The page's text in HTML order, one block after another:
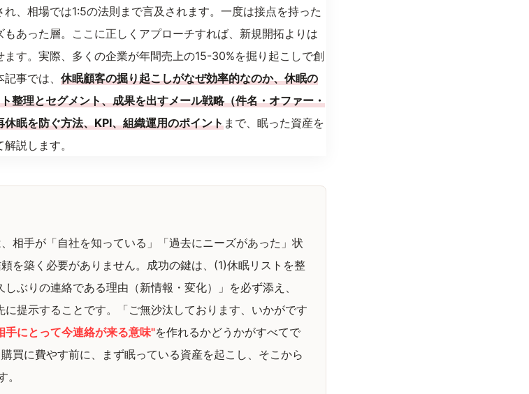
、相場では1:5の法則まで言及されます。一度は接点を持った
あった層。ここに正しくアプローチすれば、新規開拓よりは
す。実際、多くの企業が年間売上の15-30%を掘り起こしで創
事では、 休眠顧客の掘り起こしがなぜ効率的なのか、休眠の
整理とセグメント、成果を出すメール戦略（件名・オファー・
眠を防ぐ方法、KPI、組織運用のポイントまで、眠った資産を
説します。
相手が「自社を知っている」「過去にニーズがあった」状
を築く必要がありません。成功の鍵は、(1)休眠リストを整
ぶりの連絡である理由（新情報・変化）」を必ず添え、
提示することです。「ご無沙汰しております、いかがです
手にとって今連絡が来る意味"を作れるかどうかがすべてで
買に費やす前に、まず眠っている資産を起こし、そこから